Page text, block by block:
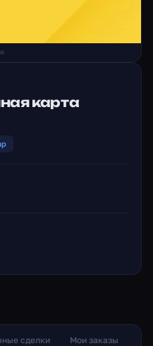
карта
сделки Мои заказы